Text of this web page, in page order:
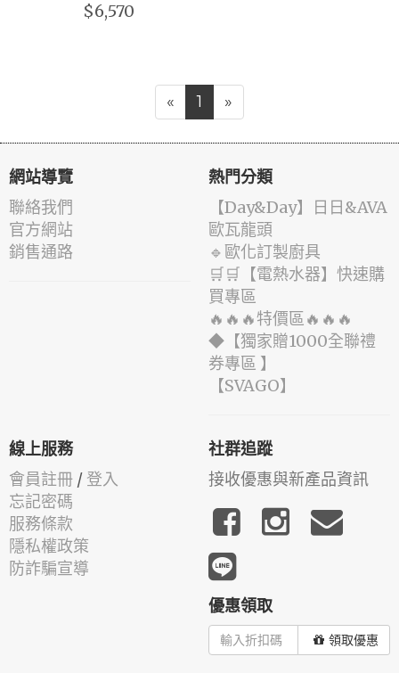
$6,570
« 1 »
網站導覽
聯絡我們
官方網站
銷售通路
熱門分類
️【Day&Day】️日日&AVA
歐瓦龍頭
🔹歐化訂製廚具
🛒🛒【電熱水器】快速購
買專區
🔥🔥🔥特價區🔥🔥🔥
◆【獨家贈1000全聯禮
券專區 】
️【SVAGO】️
線上服務
會員註冊 / 登入
忘記密碼
服務條款
隱私權政策
防詐騙宣導
社群追蹤
接收優惠與新產品資訊
優惠領取
領取優惠